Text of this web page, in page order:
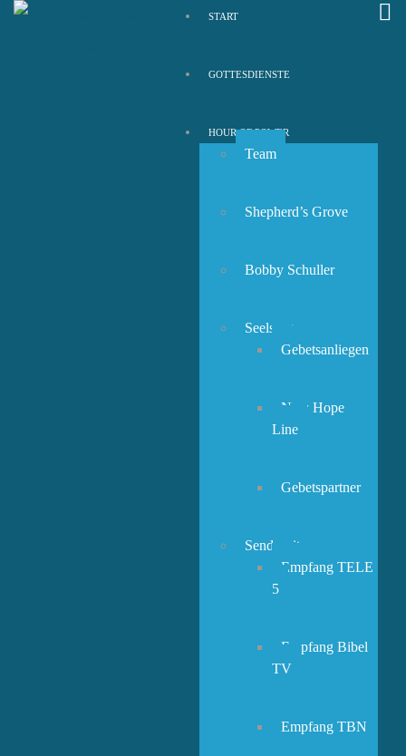
START
GOTTESDIENSTE
HOUR OF POWER
Team
Shepherd’s Grove
Bobby Schuller
Seelsorge
Gebetsanliegen
New Hope
Line
Gebetspartner
Sendezeiten
Empfang TELE
5
Empfang Bibel
TV
Empfang TBN